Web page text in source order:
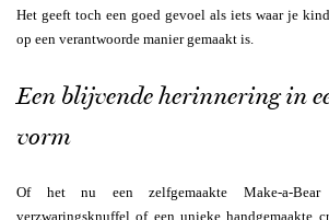
Het geeft toch een goed gevoel als iets waar je
op een verantwoorde manier gemaakt is.
Een blijvende herinnering in
vorm
Of het nu een zelfgemaakte Make-a-Bear
verzwaringsknuffel of een unieke handgemaakte